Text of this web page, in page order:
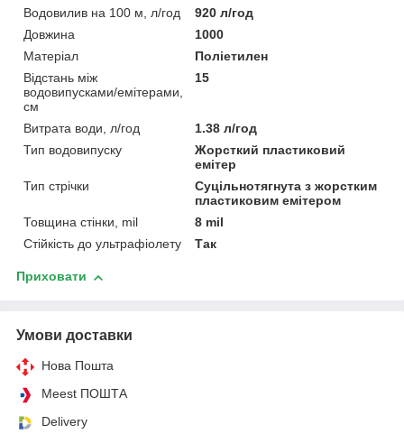
Водовилив на 100 м, л/год
920 л/год
Довжина
1000
Матеріал
Поліетилен
Відстань між
водовипусками/емітерами,
см
15
Витрата води, л/год
1.38 л/год
Тип водовипуску
Жорсткий пластиковий
емітер
Тип стрічки
Суцільнотягнута з жорстким
пластиковим емітером
Товщина стінки, mil
8 mil
Стійкість до ультрафіолету
Так
Приховати
Умови доставки
Нова Пошта
Meest ПОШТА
Delivery